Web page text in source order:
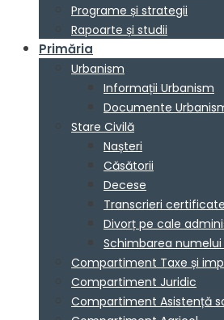
Programe și strategii
Rapoarte și studii
Primăria
Urbanism
Informații Urbanism
Documente
Stare Civilă
Nașteri
Căsătorii
Decese
Transcrieri
Divorț pe cale
Schimbarea
Compartiment Taxe și
Compartiment Juridic
Compartiment Asistență